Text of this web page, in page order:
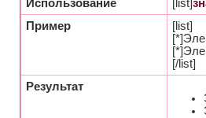
Использование [list]
Пример
[list]
[/list]
Результат